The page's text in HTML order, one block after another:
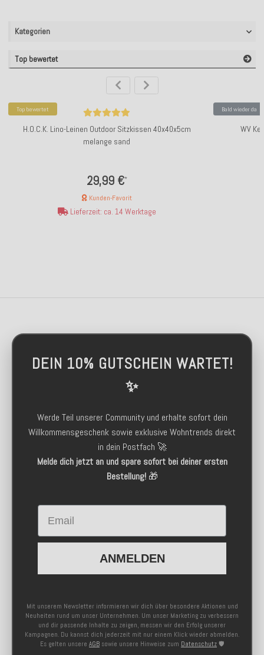
Kategorien
Top bewertet
Top bewertet
H.O.C.K. Lino-Leinen Outdoor Sitzkissen 40x40x5cm
melange sand
29,99 €*
Kunden-Favorit
Lieferzeit: ca. 14 Werktage
Bald wieder da
WV
DEIN 10% GUTSCHEIN WARTET!
✨
Werde Teil unserer Community und erhalte sofort dein
Willkommensgeschenk sowie exklusive Wohntrends direkt
in dein Postfach 🚀
Melde dich jetzt an und spare sofort bei deiner ersten
Bestellung!🎁
Email
ANMELDEN
Mit unserem Newsletter informieren wir dich über besondere Aktionen und
Neuheiten rund um unser Unternehmen. Um unser Marketing zu verbessern
und dir passende Inhalte zu zeigen, messen wir den Erfolg unserer
Kampagnen. Du kannst dich jederzeit mit nur einem Klick wieder abmelden.
Es gelten unsere AGB sowie unsere Hinweise zum Datenschutz 🛡️